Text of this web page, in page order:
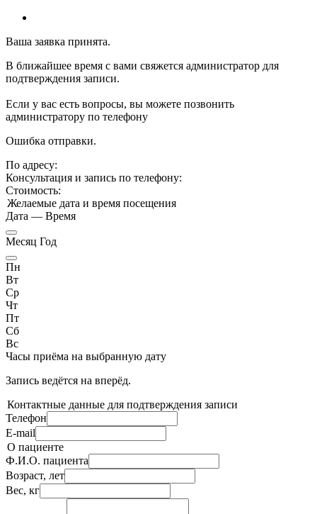
Ваша заявка принята.
В ближайшее время с вами свяжется администратор для
подтверждения записи.
Если у вас есть вопросы, вы можете позвонить
администратору по телефону
Ошибка отправки.
По адресу:
Консультация и запись по телефону:
Стоимость:
Желаемые дата и время посещения
Дата — Время
Месяц Год
Пн
Вт
Ср
Чт
Пт
Сб
Вс
Часы приёма на выбранную дату
Запись ведётся на вперёд.
Контактные данные для подтверждения записи
Телефон
E-mail
О пациенте
Ф.И.О. пациента
Возраст, лет
Вес, кг